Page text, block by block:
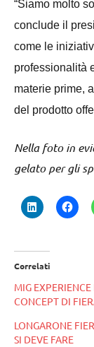
“Siamo molto
conclude il
come le
professionalità
materie prime,
del prodotto
Nella foto in
gelato per gli
Correlati
MIG
CONCEPT DI
LONGARONE
SI DEVE FARE